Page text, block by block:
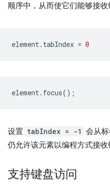
顺序中，从而使它们能够接收
element . tabIndex = 0
element . focus();
设置 tabIndex = -1 会从
仍允许该元素以编程方式接收
支持键盘访问